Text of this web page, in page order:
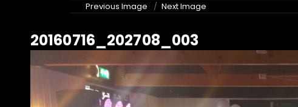
Previous Image Next Image
20160716_202708_003